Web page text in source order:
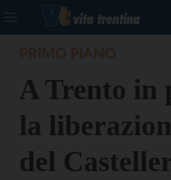
A Trento in
la
del